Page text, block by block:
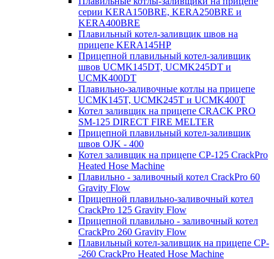
серии KERA150BRE, KERA250BRE и
KERA400BRE
Плавильный котел-заливщик швов на
прицепе KERA145HP
Прицепной плавильный котел-заливщик
швов UCMK145DT, UCMK245DT и
UCMK400DT
Плавильно-заливочные котлы на прицепе
UCMK145T, UCMK245T и UCMK400T
Котел заливщик на прицепе CRACK PRO
SM-125 DIRECT FIRE MELTER
Прицепной плавильный котел-заливщик
швов OJK - 400
Котел заливщик на прицепе CP-125 CrackPro
Heated Hose Machine
Плавильно - заливочный котел CrackPro 60
Gravity Flow
Прицепной плавильно-заливочный котел
CrackPro 125 Gravity Flow
Прицепной плавильно - заливочный котел
CrackPro 260 Gravity Flow
Плавильный котел-заливщик на прицепе CP-
-260 CrackPro Heated Hose Machine